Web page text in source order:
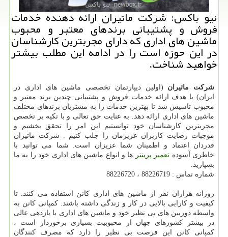
نیو باكس: شركت ماتیران ارائه دهنده خدمات
فروش و پشتیبانی برندهای معتبر و محبوب
ماشین های اداری كه دارای مجربترین كارشناسان
در این حوزه است را در ادامه این مطلب بیشتر
خواهید شناخت.
شرکت ماتیران (اولین دیپارتمان تخصصی ماشین های اداری در
ایران) با هدف ارائه خدمات فروش و پشتیبانی چندین برند معتبر و
محبوب تاسیس شد تا بهترین خدمات را به مشتریان برندهای مختلف
ماشین های اداری ارائه دهد. به عنایت حق تعالی و با تکیه بر تخصص
مجربترین کارشناسان خود توانستیم این امر را تحقق بخشیم و
موجبات رضایت کاربران عزیزمان را جلب کنیم . شرکت ماتیران
قدردان اعتماد و اطمینان شما عزیزان است. شما می توانید با
خاطری آسوده تعمیر پرینتر ها و انواع ماشین های اداری خود را به ما
بسپارید.
شماره تماس : 88226719 ، 88226720
روزانه هزاران نفر از ماشین های اداری کانن استفاده می کنند. تا
کیفیت و کارایی بالایی در کار و زندگی داشته باشند. کمپانی کانن به
واسطه دوربین های بی نظیر خود و ماشین های اداری با بازدهی عالی
در بیشتر کشورهای جهان از محبوبیت بسیاری برخوردار است ،
کمپانی کانن این فرصت بی نظیر را دارد که مصرف کنندگان